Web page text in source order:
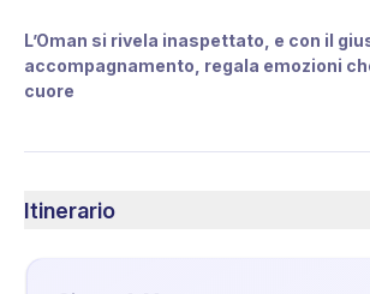
L’Oman si rivela inaspettato, e con il
accompagnamento, regala emozioni
cuore
Itinerario